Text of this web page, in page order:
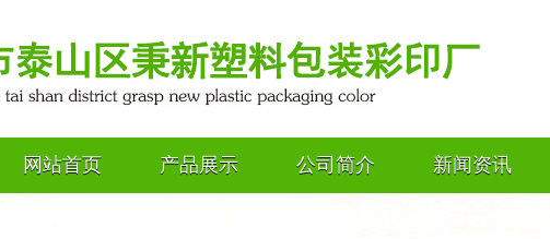
网站首页 产品展示 公司简介 新闻资讯